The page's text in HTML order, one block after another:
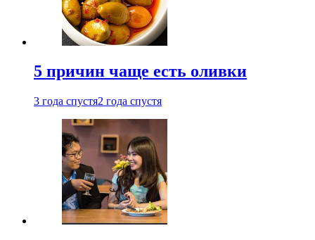
5 причин чаще есть оливки
3 года спустя2 года спустя